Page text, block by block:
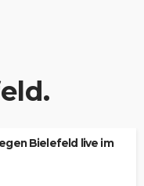
Bielefeld live im